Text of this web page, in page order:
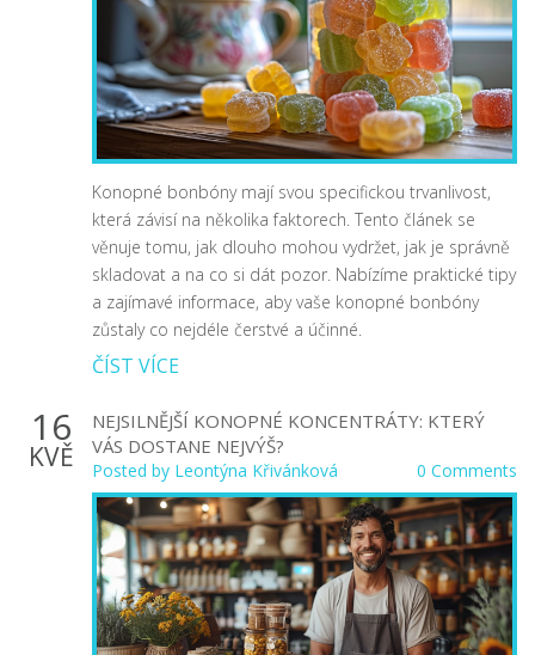
Konopné bonbóny mají svou specifickou trvanlivost,
která závisí na několika faktorech. Tento článek se
věnuje tomu, jak dlouho mohou vydržet, jak je správně
skladovat a na co si dát pozor. Nabízíme praktické tipy
a zajímavé informace, aby vaše konopné bonbóny
zůstaly co nejdéle čerstvé a účinné.
ČÍST VÍCE
16
KVĚ
NEJSILNĚJŠÍ KONOPNÉ KONCENTRÁTY: KTERÝ
VÁS DOSTANE NEJVÝŠ?
Posted by Leontýna Křivánková 0 Comments